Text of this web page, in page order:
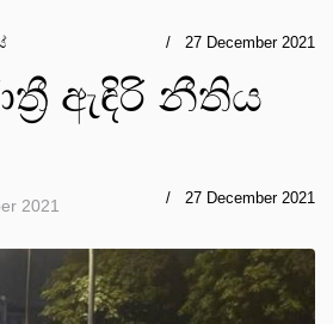
27 December 2021
ඇඳිරි නීතිය
2021 27 December 2021